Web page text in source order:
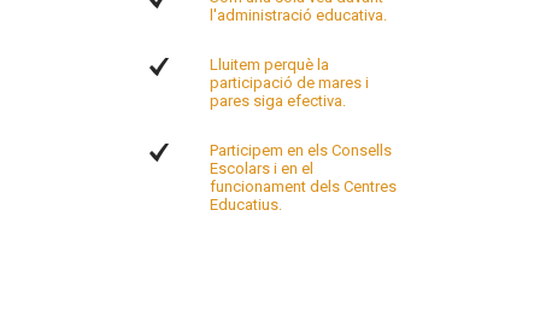
l'administració educativa.
Lluitem perquè la
participació de mares i
pares siga efectiva.
Participem en els Consells
Escolars i en el
funcionament dels Centres
Educatius.